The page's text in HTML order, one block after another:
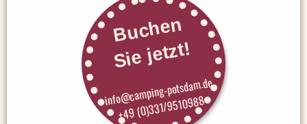
Buchen
Sie jetzt!
info@camping-potsdam.de
+49 (0)331/9510988